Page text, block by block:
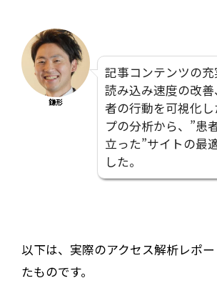
鎌形
記事コンテンツの
読み込み速度の改
者の行動を可視化
プの分析から、”患
立った”サイトの最
した。
以下は、実際のアクセス解析レポ
たものです。